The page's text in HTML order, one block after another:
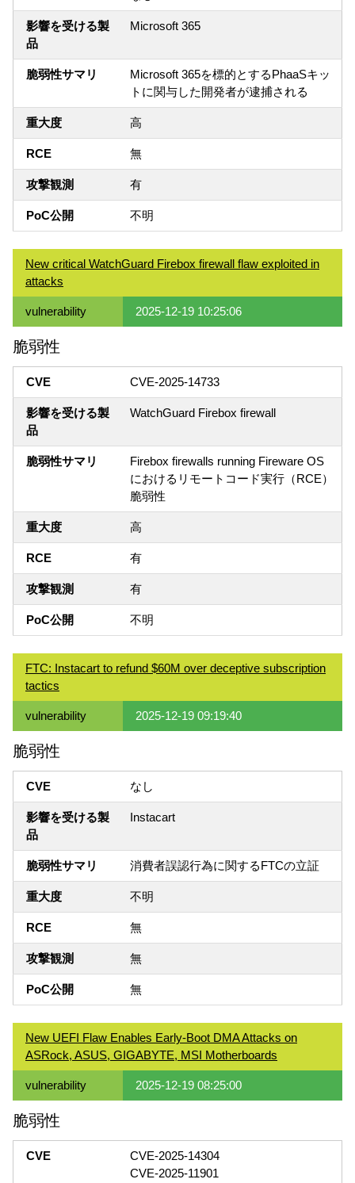
影響を受ける製
品
Microsoft 365
脆弱性サマリ
Microsoft 365を標的とするPhaaSキッ
トに関与した開発者が逮捕される
重大度 高
RCE 無
攻撃観測 有
PoC公開 不明
New critical WatchGuard Firebox firewall flaw exploited in
attacks
vulnerability 2025-12-19 10:25:06
脆弱性
CVE CVE-2025-14733
影響を受ける製
品
WatchGuard Firebox firewall
脆弱性サマリ
Firebox firewalls running Fireware OS
におけるリモートコード実行（RCE）
脆弱性
重大度 高
RCE 有
攻撃観測 有
PoC公開 不明
FTC: Instacart to refund $60M over deceptive subscription
tactics
vulnerability 2025-12-19 09:19:40
脆弱性
CVE なし
影響を受ける製
品
Instacart
脆弱性サマリ 消費者誤認行為に関するFTCの立証
重大度 不明
RCE 無
攻撃観測 無
PoC公開 無
New UEFI Flaw Enables Early-Boot DMA Attacks on
ASRock, ASUS, GIGABYTE, MSI Motherboards
vulnerability 2025-12-19 08:25:00
脆弱性
CVE
CVE-2025-14304
CVE-2025-11901